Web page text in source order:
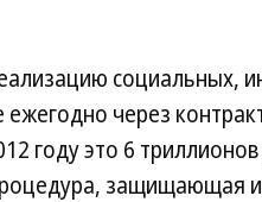
социальных,
ежегодно через
году это 6
защищающая